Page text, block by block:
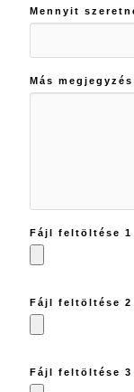
Mennyit
Más megjegyzés
Fájl feltöltése 1
Fájl feltöltése 2
Fájl feltöltése 3